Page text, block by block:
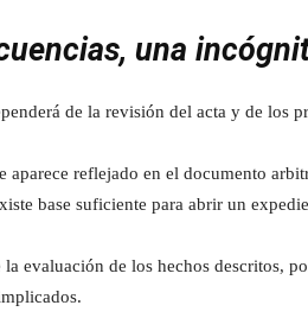
una
de la revisión del acta y de los
aparece reflejado en el documento
base suficiente para abrir un
evaluación de los hechos descritos,